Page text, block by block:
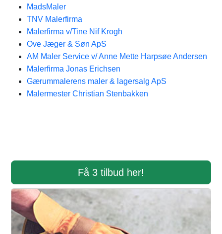
MadsMaler
TNV Malerfirma
Malerfirma v/Tine Nif Krogh
Ove Jæger & Søn ApS
AM Maler Service v/ Anne Mette Harpsøe Andersen
Malerfirma Jonas Erichsen
Gærummalerens maler & lagersalg ApS
Malermester Christian Stenbakken
Få 3 tilbud her!